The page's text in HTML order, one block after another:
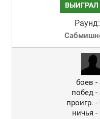
ВЫИГРАЛ
боев -
побед -
проигр. -
ничья -